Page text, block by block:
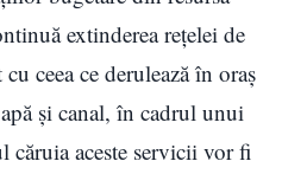
extinderea rețelei de
ceea ce derulează în oraș
și canal, în cadrul unui
aceste servicii vor fi